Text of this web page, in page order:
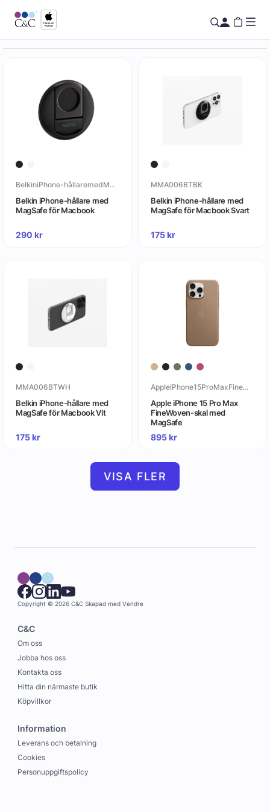
BelkiniPhone-hållaremedMagSafeförMacbook
Belkin iPhone-hållare med
MagSafe för Macbook
290 kr
MMA006BTBK
Belkin iPhone-hållare med
MagSafe för Macbook Svart
175kr
MMA006BTWH
Belkin iPhone-hållare med
MagSafe för Macbook Vit
175kr
AppleiPhone15ProMaxFineWoven-skalmedMagSafe
Apple iPhone 15 Pro Max
FineWoven-skal med
MagSafe
895kr
VISA FLER
Copyright © 2026 C&C Skapad med Vendre
C&C
Om oss
Jobba hos oss
Kontakta oss
Hitta din närmaste butik
Köpvillkor
Information
Leverans och betalning
Cookies
Personuppgiftspolicy